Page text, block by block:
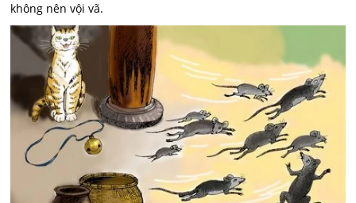
không nên vội vã.